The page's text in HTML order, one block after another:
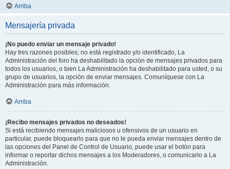
Arriba
Mensajería privada
¡No puedo enviar un mensaje privado!
Hay tres razones posibles; no está registrado y/o identificado, La
Administración del foro ha deshabilitado la opción de mensajes privados para
todos los usuarios, o bien La Administración ha deshabilitado para usted, o su
grupo de usuarios, la opción de enviar mensajes. Comuníquese con La
Administración para más información.
Arriba
¡Recibo mensajes privados no deseados!
Si está recibiendo mensajes maliciosos u ofensivos de un usuario en
particular, puede bloquearlo para que no le pueda enviar mensajes dentro de
las opciones del Panel de Control de Usuario, puede usar el botón para
informar o reportar dichos mensajes a los Moderadores, o comunicarlo a La
Administración.